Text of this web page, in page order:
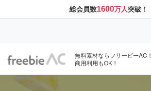
総会員数1600万人突破！
無料素材ならフリービーAC！
商用利用もOK！